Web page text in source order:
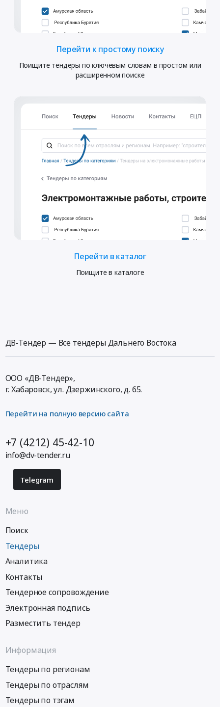
Перейти к простому поиску
Поищите тендеры по ключевым словам в простом или
расширенном поиске
Перейти в каталог
Поищите в каталоге
ДВ-Тендер — Все тендеры Дальнего Востока
ООО «ДВ-Тендер»,
г. Хабаровск,ул. Дзержинского, д. 65.
Перейти на полную версию сайта
+7 (4212) 45-42-10
info@dv-tender.ru
Telegram
Меню
Поиск
Тендеры
Аналитика
Контакты
Тендерное сопровождение
Электронная подпись
Разместить тендер
Информация
Тендеры по регионам
Тендеры по отраслям
Тендеры по тэгам